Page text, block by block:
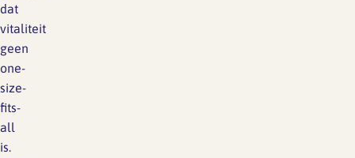
dat
vitaliteit
geen
one-
size-
fits-
all
is.